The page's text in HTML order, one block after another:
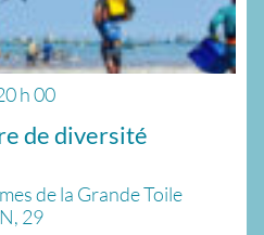
h 00
de diversité
de la Grande Toile
29